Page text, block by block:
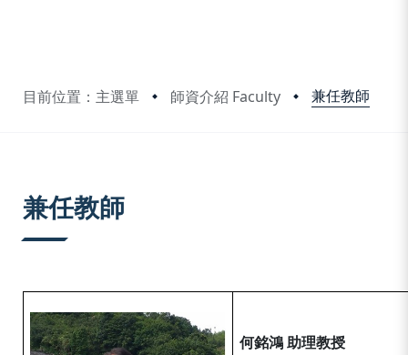
目前位置：主選單 師資介紹 Faculty 兼任教師
兼任教師
何銘鴻 助理教授